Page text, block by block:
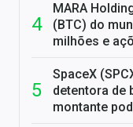
MARA
(BTC) do
milhões e
SpaceX
detentora de
montante